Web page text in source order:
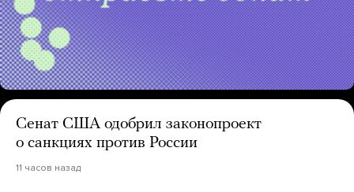
Сенат США одобрил законопроект
о санкциях против России
11 часов назад